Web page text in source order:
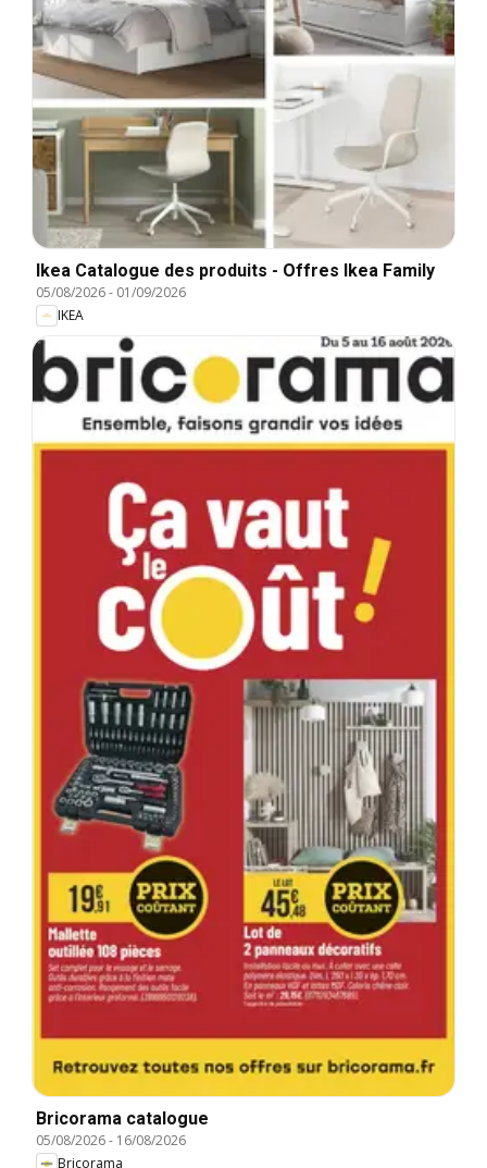
Ikea Catalogue des produits - Offres Ikea Family
05/08/2026- 01/09/2026
IKEA
Bricorama catalogue
05/08/2026- 16/08/2026
Bricorama